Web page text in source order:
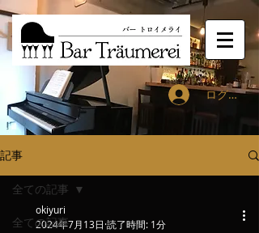
ログイン
記事
全ての記事
全ての記事
okiyuri
2024年7月13日 読了時間: 1分